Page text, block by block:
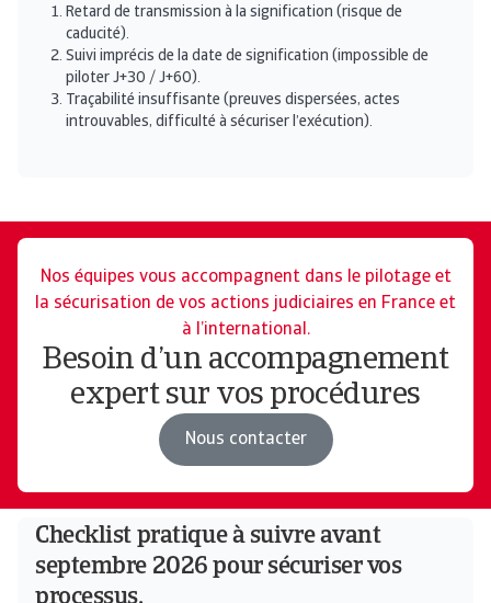
Retard de transmission à la signification (risque de
caducité).
Suivi imprécis de la date de signification (impossible de
piloter J+30 / J+60).
Traçabilité insuffisante (preuves dispersées, actes
introuvables, difficulté à sécuriser l’exécution).
Nos équipes vous accompagnent dans le pilotage et
la sécurisation de vos actions judiciaires en France et
à l’international.
Besoin d’un accompagnement
expert sur vos procédures
Nous contacter
Checklist pratique à suivre avant
septembre 2026 pour sécuriser vos